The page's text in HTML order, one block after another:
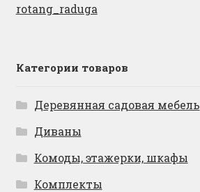
rotang_raduga
Категории товаров
Деревянная садовая мебель
Диваны
Комоды, этажерки, шкафы
Комплекты